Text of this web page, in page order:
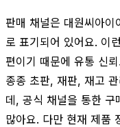
판매 채널은 대원씨아
로 표기되어 있어요. 이
편이기 때문에 유통 신
종종 초판, 재판, 재고
데, 공식 채널을 통한 구
많아요. 다만 현재 제품